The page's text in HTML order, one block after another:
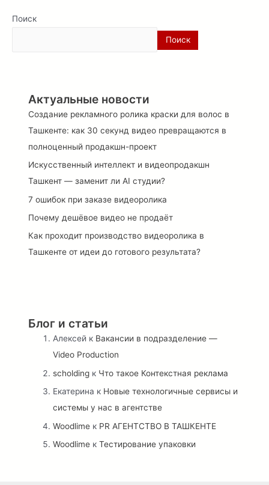
Поиск
Поиск
Актуальные новости
Создание рекламного ролика краски для волос в
Ташкенте: как 30 секунд видео превращаются в
полноценный продакшн-проект
Искусственный интеллект и видеопродакшн
Ташкент — заменит ли AI студии?
7 ошибок при заказе видеоролика
Почему дешёвое видео не продаёт
Как проходит производство видеоролика в
Ташкенте от идеи до готового результата?
Блог и статьи
Алексей к Вакансии в подразделение —
Video Production
scholding к Что такое Контекстная реклама
Екатерина к Новые технологичные сервисы и
системы у нас в агентстве
Woodlime к PR АГЕНТСТВО В ТАШКЕНТЕ
Woodlime кТестирование упаковки